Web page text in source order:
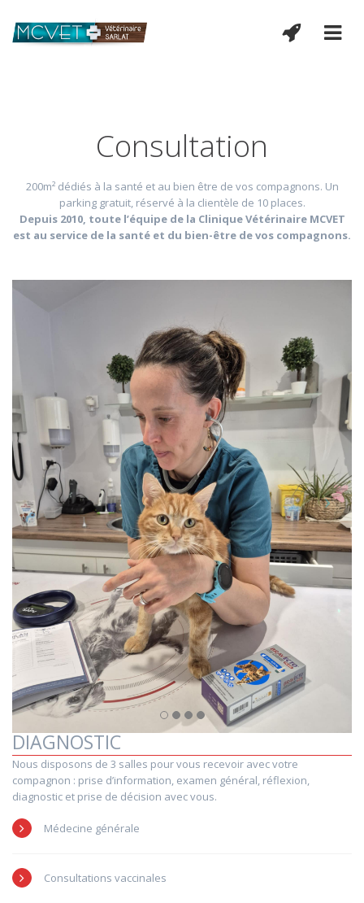
Consultation
200m² dédiés à la santé et au bien être de vos compagnons. Un
parking gratuit, réservé à la clientèle de 10 places.
Depuis 2010, toute l’équipe de la Clinique Vétérinaire MCVET
est au service de la santé et du bien-être de vos compagnons.
DIAGNOSTIC
Nous disposons de 3 salles pour vous recevoir avec votre
compagnon : prise d’information, examen général, réflexion,
diagnostic et prise de décision avec vous.
Médecine générale
Consultations vaccinales